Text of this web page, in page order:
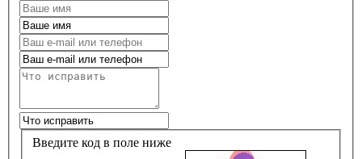
Введите код в поле ниже